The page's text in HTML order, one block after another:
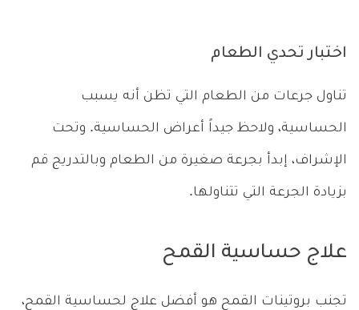
اختبار تحدي الطعام
تناول جرعات من الطعام التي تظن أنه يسبب
الحساسية، ولاحظ جيداً أعراض الحساسية. وتحت
الإشراف، إبدأ بجرعة صغيرة من الطعام وبالتدريج قم
بزيادة الجرعة التي تتناولها.
علاج حساسية القمح
تجنب بروتينات القمح هو أفضل علاج لحساسية القمح،